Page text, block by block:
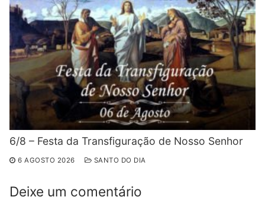
6/8 – Festa da Transfiguração de Nosso Senhor
6 AGOSTO 2026 SANTO DO DIA
Deixe um comentário